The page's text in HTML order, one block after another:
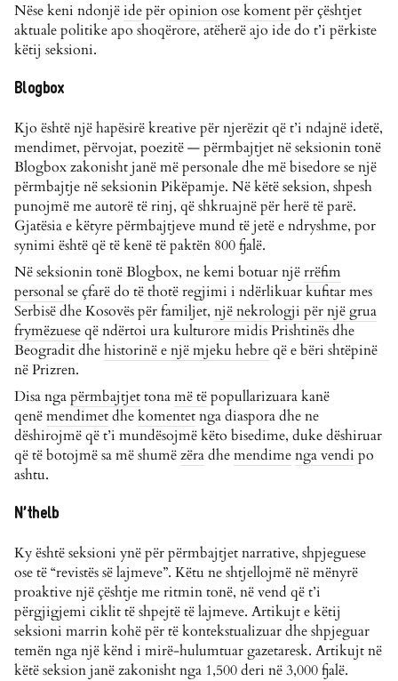
Nëse keni ndonjëidepëropinionosekomentpër çështjet
aktuale politike apo shoqërore, atëherë ajo ide do t’i përkiste
këtij seksioni.
Blogbox
Kjo është një hapësirë kreative për njerëzit që t’i ndajnë idetë,
mendimet, përvojat, poezitë — përmbajtjet në seksionin tonë
Blogbox zakonisht janë më personale dhe më bisedore se një
përmbajtje në seksionin Pikëpamje. Në këtë seksion, shpesh
punojmë me autorë të rinj, që shkruajnë për herë të parë.
Gjatësia e këtyre përmbajtjeve mund të jetë e ndryshme, por
synimi është që të kenë të paktën 800 fjalë.
Në seksionin tonë Blogbox, ne kemi botuar njërrëfim
personalse çfarë do të thotë regjimi i ndërlikuar kufitar mes
Serbisë dhe Kosovës për familjet, një nekrologji për një grua
frymëzueseqë ndërtoi ura kulturore midis Prishtinës dhe
Beogradit dhehistorinë e një mjeku hebreqë e bëri shtëpinë
në Prizren.
Disa ngapërmbajtjettonamë tëpopullarizuara kanë
qenëmendimetdhekomentetnga diaspora dhe ne
dëshirojmë që t’i mundësojmë këto bisedime, duke dëshiruar
që të botojmë sa më shumëzëradhemendimenga vendi po
ashtu.
N’thelb
Ky është seksioni ynë për përmbajtjet narrative, shpjeguese
ose të “revistës së lajmeve”. Këtu ne shtjellojmë në mënyrë
proaktive një çështje me ritmin tonë, në vend që t’i
përgjigjemi ciklit të shpejtë të lajmeve. Artikujt e këtij
seksioni marrin kohë për të kontekstualizuar dhe shpjeguar
temën nga një kënd i mirë-hulumtuar gazetaresk. Artikujt në
këtë seksion janë zakonisht nga 1,500 deri në 3,000 fjalë.